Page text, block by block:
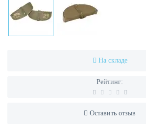
На складе
Рейтинг:
Оставить отзыв